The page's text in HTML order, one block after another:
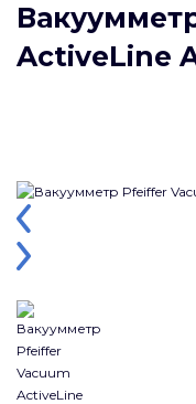
ActiveLine